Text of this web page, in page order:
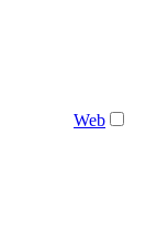
Web